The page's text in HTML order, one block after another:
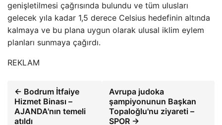
genişletilmesi çağrısında bulundu ve tüm ulusları
gelecek yıla kadar 1,5 derece Celsius hedefinin altında
kalmaya ve bu plana uygun olarak ulusal iklim eylem
planları sunmaya çağırdı.
REKLAM
← Bodrum İtfaiye
Hizmet Binası –
AJANDA'nın temeli
atıldı
Avrupa judoka
şampiyonunun Başkan
Topaloğlu'nu ziyareti –
SPOR →